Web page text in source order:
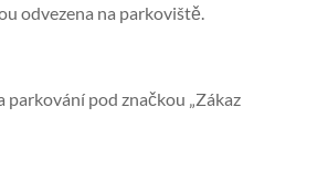
odvezena na parkoviště.
pod značkou „Zákaz